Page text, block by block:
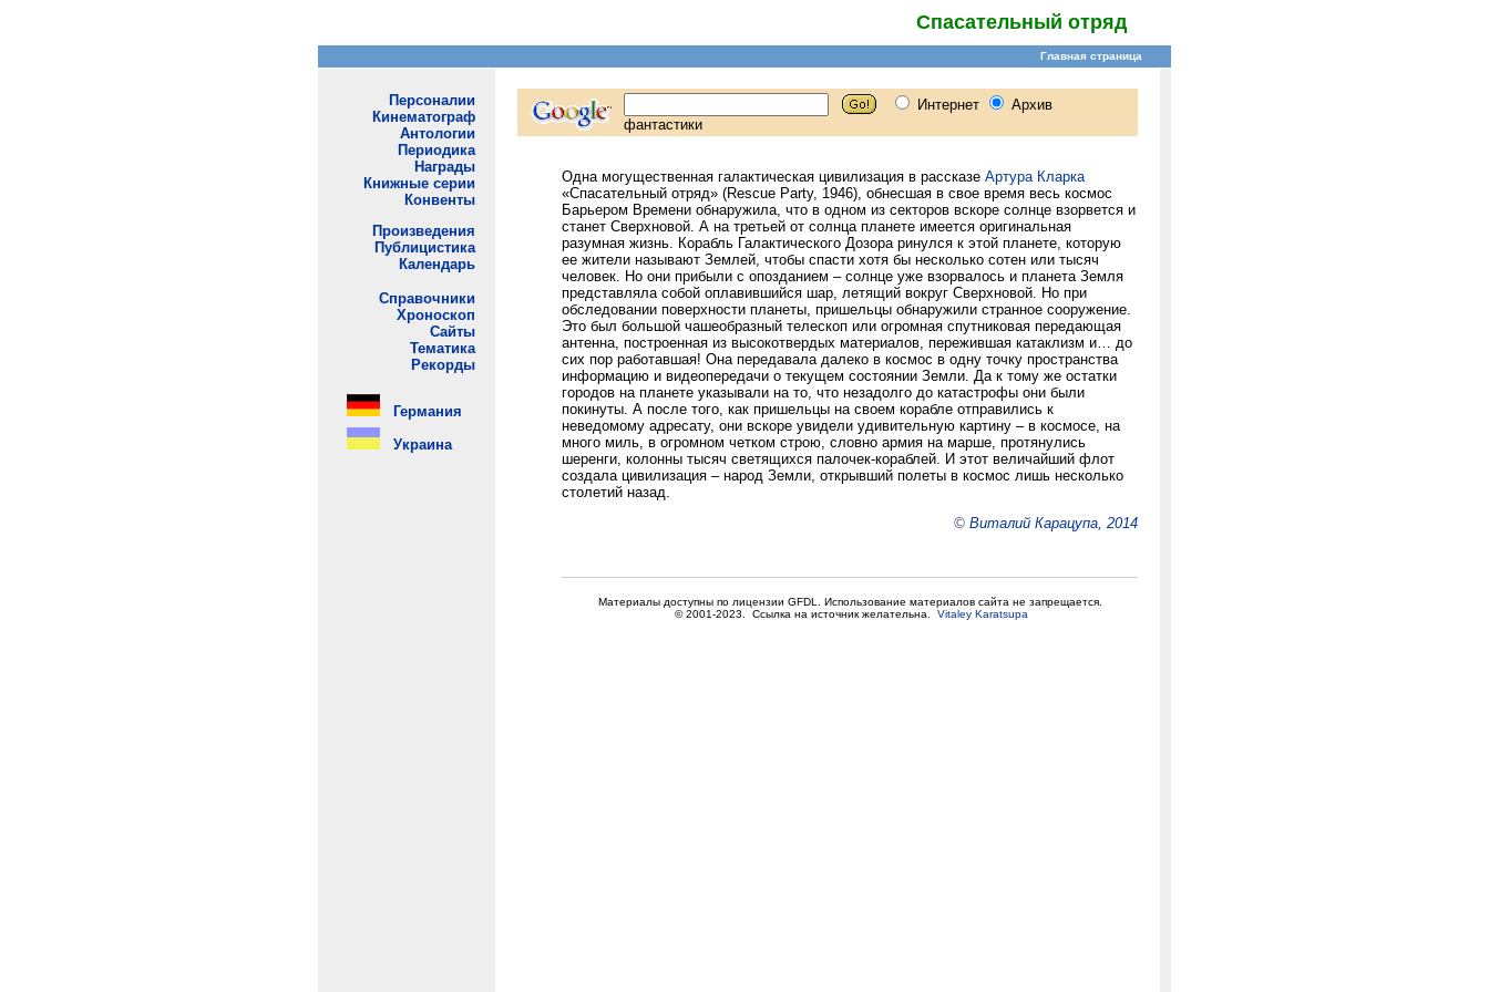
Спасательный отряд
Одна могущественная галактическая цивилизация в рассказе Артура Кларка
«Спасательный отряд» (Rescue Party, 1946), обнесшая в свое время весь космос
Барьером Времени обнаружила, что в одном из секторов вскоре солнце взорвется и
станет Сверхновой. А на третьей от солнца планете имеется оригинальная
разумная жизнь. Корабль Галактического Дозора ринулся к этой планете, которую
ее жители называют Землей, чтобы спасти хотя бы несколько сотен или тысяч
человек. Но они прибыли с опозданием – солнце уже взорвалось и планета Земля
представляла собой оплавившийся шар, летящий вокруг Сверхновой. Но при
обследовании поверхности планеты, пришельцы обнаружили странное сооружение.
Это был большой чашеобразный телескоп или огромная спутниковая передающая
антенна, построенная из высокотвердых материалов, пережившая катаклизм и… до
сих пор работавшая! Она передавала далеко в космос в одну точку пространства
информацию и видеопередачи о текущем состоянии Земли. Да к тому же остатки
городов на планете указывали на то, что незадолго до катастрофы они были
покинуты. А после того, как пришельцы на своем корабле отправились к
неведомому адресату, они вскоре увидели удивительную картину – в космосе, на
много миль, в огромном четком строю, словно армия на марше, протянулись
шеренги, колонны тысяч светящихся палочек-кораблей. И этот величайший флот
создала цивилизация – народ Земли, открывший полеты в космос лишь несколько
столетий назад.
© Виталий Карацупа, 2014